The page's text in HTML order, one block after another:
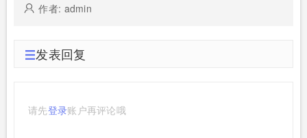
作者: admin
发表回复
请先登录账户再评论哦